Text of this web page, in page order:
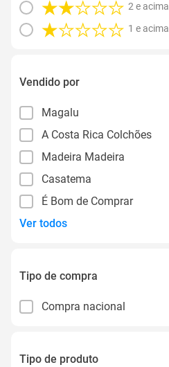
2 e acima
1 e acima
Vendido por
Magalu
A Costa Rica Colchões
Madeira Madeira
Casatema
É Bom de Comprar
Ver todos
Tipo de compra
Compra nacional
Tipo de produto